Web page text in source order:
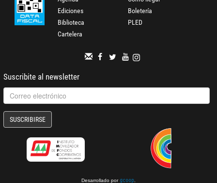
Ediciones
Biblioteca
Cartelera
Boletería
PLED
Suscribite al newsletter
SUSCRIBIRSE
Desarrollado por gcoop